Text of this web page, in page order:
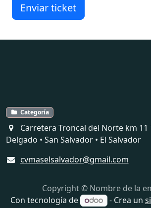
Enviar ticket
Categoría
Carretera Troncal del Norte km 11
Delgado • San Salvador • El Salvador
cvmaselsalvador@gmail.com
Copyright © Nombre de la
Con tecnología de
- Crea un